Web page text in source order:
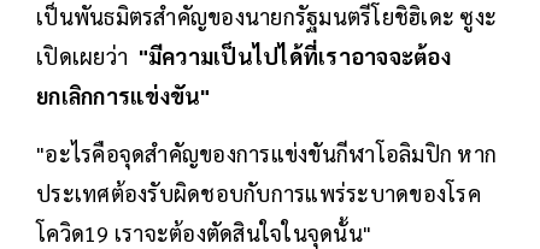
เป็นพันธมิตรสำคัญของนายกรัฐมนตรีโยชิฮิเดะ ซูงะ
เปิดเผยว่า "มีความเป็นไปได้ที่เราอาจจะต้อง
ยกเลิกการแข่งขัน"
"อะไรคือจุดสำคัญของการแข่งขันกีฬาโอลิมปิก หาก
ประเทศต้องรับผิดชอบกับการแพร่ระบาดของโรค
โควิด19 เราจะต้องตัดสินใจในจุดนั้น"